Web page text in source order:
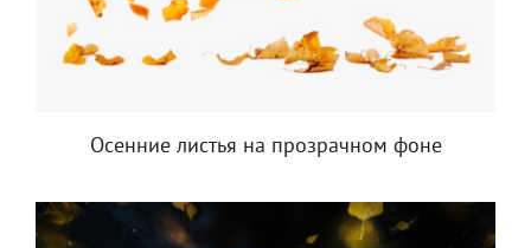
Осенние листья на прозрачном фоне